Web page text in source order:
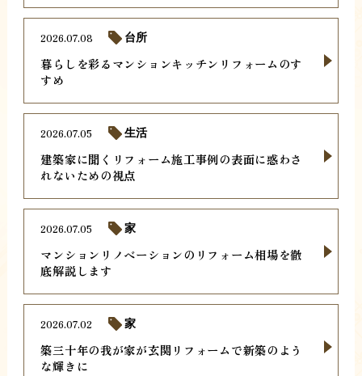
暮らしを彩るマンションキッチンリフォームのす
すめ
2026.07.08 台所
建築家に聞くリフォーム施工事例の表面に惑わさ
れないための視点
2026.07.05 生活
マンションリノベーションのリフォーム相場を徹
底解説します
2026.07.05 家
築三十年の我が家が玄関リフォームで新築のよう
な輝きに
2026.07.02 家